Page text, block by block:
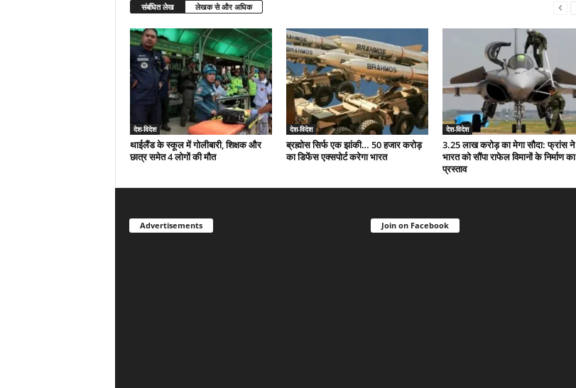
संबंधित लेख लेखक से और अधिक
देश-विदेश
थाईलैंड के स्कूल में गोलीबारी, शिक्षक और
छात्र समेत 4 लोगों की मौत
देश-विदेश
ब्रह्मोस सिर्फ एक झांकी… 50 हजार करोड़
का डिफेंस एक्सपोर्ट करेगा भारत
देश-विदेश
3.25 लाख करोड़ का मेगा सौदा: फ्रांस ने
भारत को सौंपा राफेल विमानों के निर्माण का
प्रस्ताव
Advertisements Join on Facebook